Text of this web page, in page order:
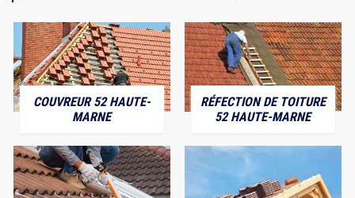
COUVREUR 52 HAUTE-
MARNE
RÉFECTION DE TOITURE
52 HAUTE-MARNE